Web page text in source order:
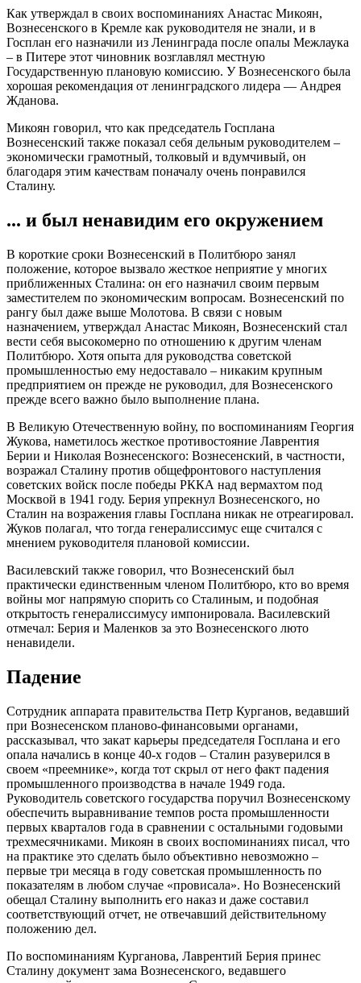
Как утверждал в своих воспоминаниях Анастас Микоян,
Вознесенского в Кремле как руководителя не знали, и в
Госплан его назначили из Ленинграда после опалы Межлаука
– в Питере этот чиновник возглавлял местную
Государственную плановую комиссию. У Вознесенского была
хорошая рекомендация от ленинградского лидера — Андрея
Жданова.
Микоян говорил, что как председатель Госплана
Вознесенский также показал себя дельным руководителем –
экономически грамотный, толковый и вдумчивый, он
благодаря этим качествам поначалу очень понравился
Сталину.
... и был ненавидим его окружением
В короткие сроки Вознесенский в Политбюро занял
положение, которое вызвало жесткое неприятие у многих
приближенных Сталина: он его назначил своим первым
заместителем по экономическим вопросам. Вознесенский по
рангу был даже выше Молотова. В связи с новым
назначением, утверждал Анастас Микоян, Вознесенский стал
вести себя высокомерно по отношению к другим членам
Политбюро. Хотя опыта для руководства советской
промышленностью ему недоставало – никаким крупным
предприятием он прежде не руководил, для Вознесенского
прежде всего важно было выполнение плана.
В Великую Отечественную войну, по воспоминаниям Георгия
Жукова, наметилось жесткое противостояние Лаврентия
Берии и Николая Вознесенского: Вознесенский, в частности,
возражал Сталину против общефронтового наступления
советских войск после победы РККА над вермахтом под
Москвой в 1941 году. Берия упрекнул Вознесенского, но
Сталин на возражения главы Госплана никак не отреагировал.
Жуков полагал, что тогда генералиссимус еще считался с
мнением руководителя плановой комиссии.
Василевский также говорил, что Вознесенский был
практически единственным членом Политбюро, кто во время
войны мог напрямую спорить со Сталиным, и подобная
открытость генералиссимусу импонировала. Василевский
отмечал: Берия и Маленков за это Вознесенского люто
ненавидели.
Падение
Сотрудник аппарата правительства Петр Курганов, ведавший
при Вознесенском планово-финансовыми органами,
рассказывал, что закат карьеры председателя Госплана и его
опала начались в конце 40-х годов – Сталин разуверился в
своем «преемнике», когда тот скрыл от него факт падения
промышленного производства в начале 1949 года.
Руководитель советского государства поручил Вознесенскому
обеспечить выравнивание темпов роста промышленности
первых кварталов года в сравнении с остальными годовыми
трехмесячниками. Микоян в своих воспоминаниях писал, что
на практике это сделать было объективно невозможно –
первые три месяца в году советская промышленность по
показателям в любом случае «провисала». Но Вознесенский
обещал Сталину выполнить его наказ и даже составил
соответствующий отчет, не отвечавший действительному
положению дел.
По воспоминаниям Курганова, Лаврентий Берия принес
Сталину документ зама Вознесенского, ведавшего